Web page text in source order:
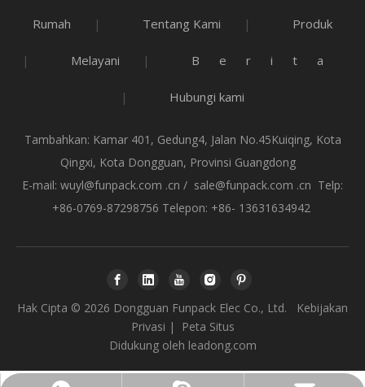
Rumah | Tentang Kami | Produk
| Melayani | Berita
| Hubungi kami
Tambahkan: Kamar 401, Gedung4, Jalan No.45Kuiqing, Kota
Qingxi, Kota Dongguan, Provinsi Guangdong
E-mail: wuyl@funpack.com .cn / sale@funpack.com .cn Telp:
+86-0769-87298756 Telepon: +86- 13631634942
Hak Cipta © 2026 Dongguan Funpack Elec Co., Ltd.
Kebijakan
Privasi |
Peta Situs
Didukung oleh leadong.com